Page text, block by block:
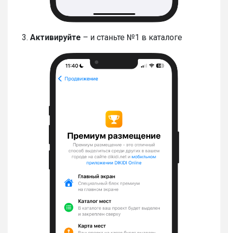
3. Активируйте – и станьте №1 в каталоге